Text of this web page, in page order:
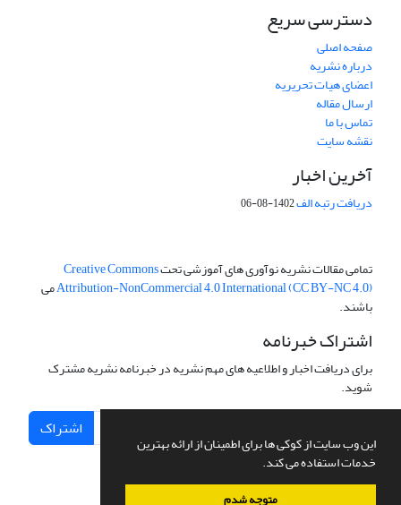
این وب سایت از کوکی ها برای اطمینان از ارائه بهترین
خدمات استفاده می کند.
متوجه شدم
دسترسی سریع
صفحه اصلی
درباره نشریه
اعضای هیات تحریریه
ارسال مقاله
تماس با ما
نقشه سایت
آخرین اخبار
دریافت رتبه الف1402-08-06
تمامی مقالات نشریه نوآوری های آموزشی تحتCreative Commons
Attribution-NonCommercial 4.0 International (CC BY-NC 4.0)می
باشند.
اشتراک خبرنامه
برای دریافت اخبار و اطلاعیه های مهم نشریه در خبرنامه نشریه مشترک
شوید.
اشتراک